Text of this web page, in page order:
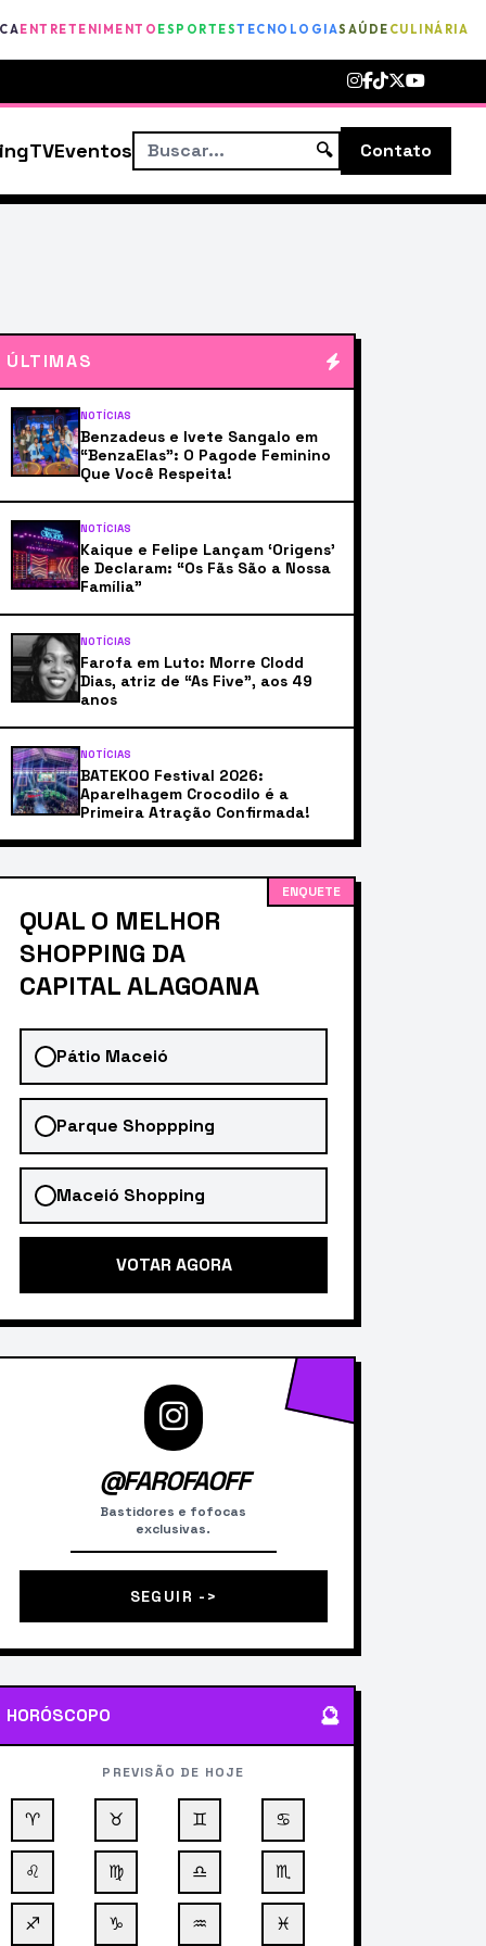
ENTRETENIMENTO ESPORTESTECNOLOGIASAÚDE CULINÁRIA
TVEventos 🔍 Contato
ÚLTIMAS
NOTÍCIAS
Benzadeus e Ivete Sangalo em
“BenzaElas”: O Pagode Feminino
Que Você Respeita!
NOTÍCIAS
Kaique e Felipe Lançam ‘Origens’
e Declaram: “Os Fãs São a Nossa
Família”
NOTÍCIAS
Farofa em Luto: Morre Clodd
Dias, atriz de “As Five”, aos 49
anos
NOTÍCIAS
BATEKOO Festival 2026:
Aparelhagem Crocodilo é a
Primeira Atração Confirmada!
ENQUETE
QUAL O MELHOR
SHOPPING DA
CAPITAL ALAGOANA
Pátio Maceió
Parque Shoppping
Maceió Shopping
VOTAR AGORA
@FAROFAOFF
Bastidores e fofocas
exclusivas.
SEGUIR ->
HORÓSCOPO 🔮
PREVISÃO DE HOJE
♈ ♉ ♊ ♋
♌ ♍ ♎ ♏
♐ ♑ ♒ ♓